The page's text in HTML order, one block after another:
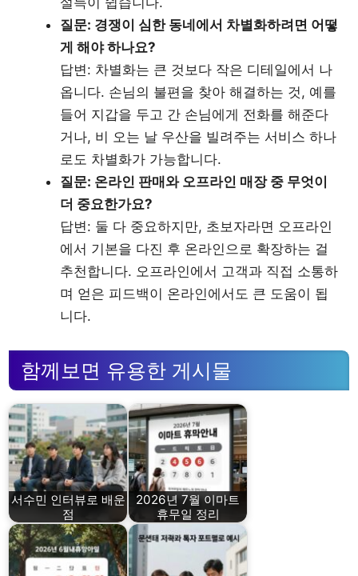
질문: 경쟁이 심한 동네에서 차별화하려면 어떻
게 해야 하나요?
답변: 차별화는 큰 것보다 작은 디테일에서 나
옵니다. 손님의 불편을 찾아 해결하는 것, 예를
들어 지갑을 두고 간 손님에게 전화를 해준다
거나, 비 오는 날 우산을 빌려주는 서비스 하나
로도 차별화가 가능합니다.
질문: 온라인 판매와 오프라인 매장 중 무엇이
더 중요한가요?
답변: 둘 다 중요하지만, 초보자라면 오프라인
에서 기본을 다진 후 온라인으로 확장하는 걸
추천합니다. 오프라인에서 고객과 직접 소통하
며 얻은 피드백이 온라인에서도 큰 도움이 됩
니다.
함께보면 유용한 게시물
서수민 인터뷰로 배운
점
2026년 7월 이마트
휴무일 정리